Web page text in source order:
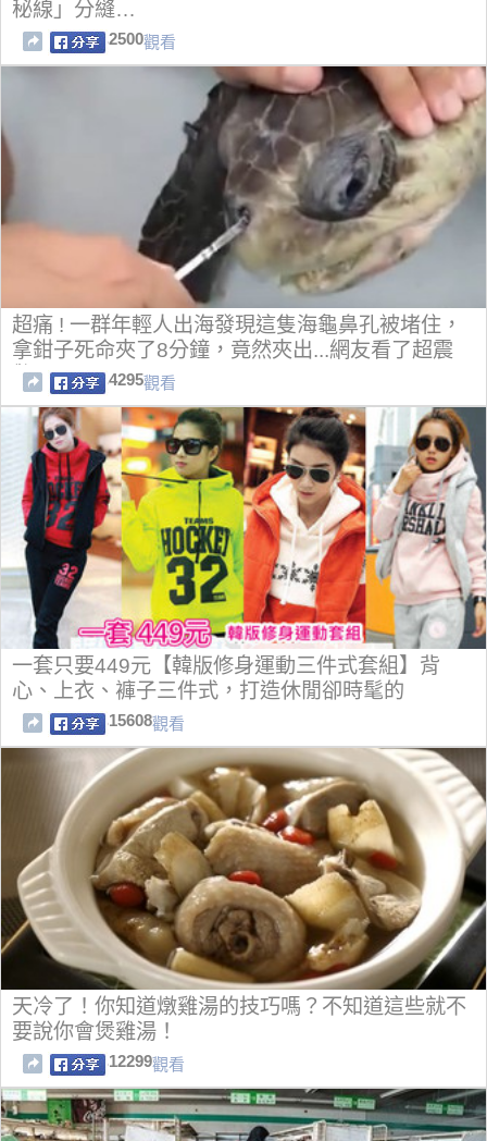
秘線」分縫…
2500觀看
超痛 ! 一群年輕人出海發現這隻海龜鼻孔被堵住，
拿鉗子死命夾了8分鐘，竟然夾出...網友看了超震
驚!!
4295觀看
一套只要449元【韓版修身運動三件式套組】背
心、上衣、褲子三件式，打造休閒卻時髦的
15608觀看
天冷了！你知道燉雞湯的技巧嗎？不知道這些就不
要說你會煲雞湯！
12299觀看